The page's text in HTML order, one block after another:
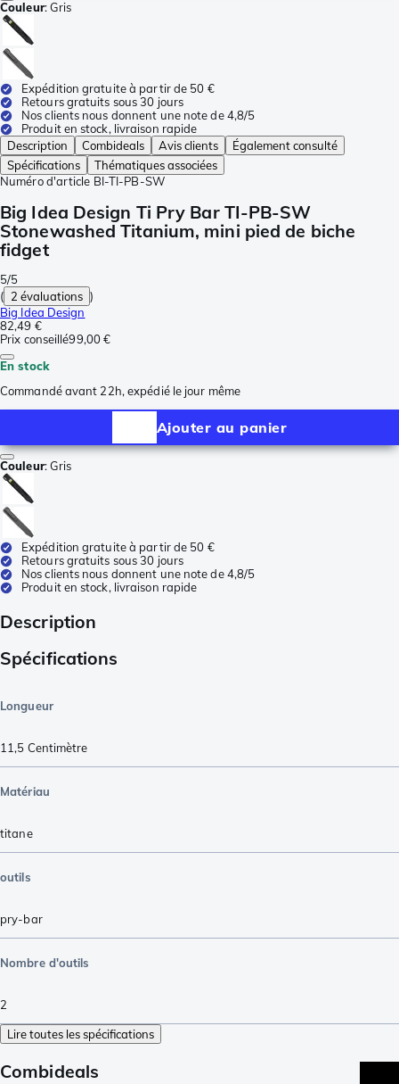
Couleur:Gris
Expédition gratuite à partir de 50 €
Retours gratuits sous 30 jours
Nos clients nous donnent une note de 4,8/5
Produit en stock, livraison rapide
Description
Combideals Avis clients
Également consulté
Spécifications
Thématiques associées
Numéro d'article BI-TI-PB-SW
Big Idea Design Ti Pry Bar TI-PB-SW
Stonewashed Titanium, mini pied de biche
fidget
5/5
( 2 évaluations )
Big Idea Design
82,49 €
Prix conseillé99,00 €
En stock
Commandé avant 22h, expédié le jour même
Ajouter au panier
Couleur:Gris
Expédition gratuite à partir de 50 €
Retours gratuits sous 30 jours
Nos clients nous donnent une note de 4,8/5
Produit en stock, livraison rapide
Description
Spécifications
Longueur
11,5 Centimètre
Matériau
titane
outils
pry-bar
Nombre d'outils
2
Lire toutes les spécifications
Combideals